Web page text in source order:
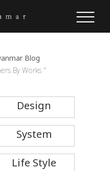
Blog
By Works "
Design
System
Life Style